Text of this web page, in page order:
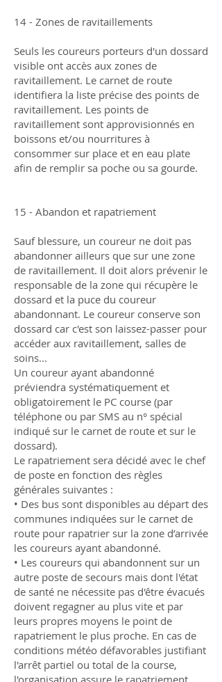
14 - Zones de ravitaillements
Seuls les coureurs porteurs d'un dossard
visible ont accès aux zones de
ravitaillement. Le carnet de route
identifiera la liste précise des points de
ravitaillement. Les points de
ravitaillement sont approvisionnés en
boissons et/ou nourritures à
consommer sur place et en eau plate
afin de remplir sa poche ou sa gourde.
15 - Abandon et rapatriement
Sauf blessure, un coureur ne doit pas
abandonner ailleurs que sur une zone
de ravitaillement. Il doit alors prévenir le
responsable de la zone qui récupère le
dossard et la puce du coureur
abandonnant. Le coureur conserve son
dossard car c'est son laissez-passer pour
accéder aux ravitaillement, salles de
soins...
Un coureur ayant abandonné
préviendra systématiquement et
obligatoirement le PC course (par
téléphone ou par SMS au n° spécial
indiqué sur le carnet de route et sur le
dossard).
Le rapatriement sera décidé avec le chef
de poste en fonction des règles
générales suivantes :
• Des bus sont disponibles au départ des
communes indiquées sur le carnet de
route pour rapatrier sur la zone d’arrivée
les coureurs ayant abandonné.
• Les coureurs qui abandonnent sur un
autre poste de secours mais dont l'état
de santé ne nécessite pas d'être évacués
doivent regagner au plus vite et par
leurs propres moyens le point de
rapatriement le plus proche. En cas de
conditions météo défavorables justifiant
l'arrêt partiel ou total de la course,
l'organisation assure le rapatriement